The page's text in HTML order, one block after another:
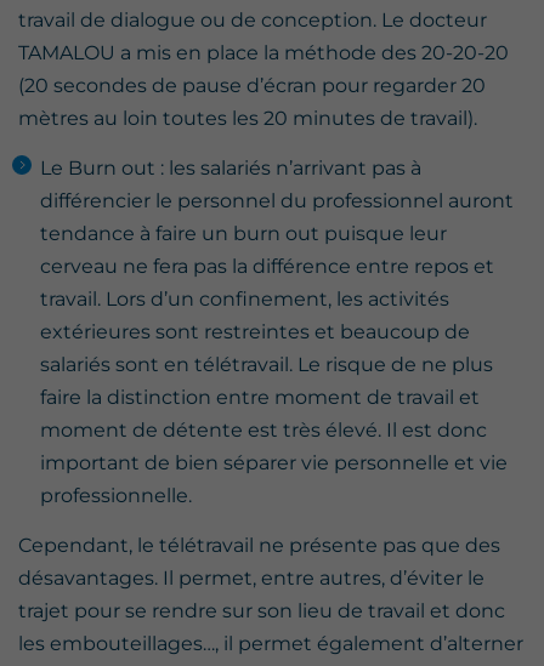
travail de dialogue ou de conception. Le docteur
TAMALOU a mis en place la méthode des 20-20-20
(20 secondes de pause d’écran pour regarder 20
mètres au loin toutes les 20 minutes de travail).
Le Burn out : les salariés n’arrivant pas à
différencier le personnel du professionnel auront
tendance à faire un burn out puisque leur
cerveau ne fera pas la différence entre repos et
travail. Lors d’un confinement, les activités
extérieures sont restreintes et beaucoup de
salariés sont en télétravail. Le risque de ne plus
faire la distinction entre moment de travail et
moment de détente est très élevé. Il est donc
important de bien séparer vie personnelle et vie
professionnelle.
Cependant, le télétravail ne présente pas que des
désavantages. Il permet, entre autres, d’éviter le
trajet pour se rendre sur son lieu de travail et donc
les embouteillages…, il permet également d’alterner